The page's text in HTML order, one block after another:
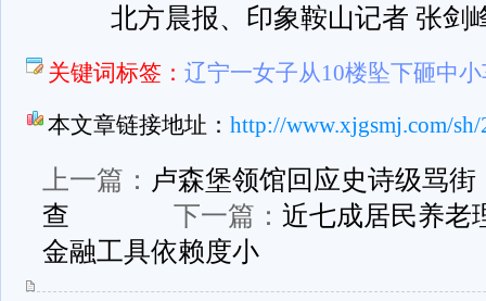
北方晨报、印象鞍山记者 张剑
关键词标签： 辽宁一女子从10楼坠下砸中
本文章链接地址： http://www.xjgsmj.com/
上一篇： 卢森堡领馆回应史诗级骂
查
下一篇： 近七成居民养老
金融工具依赖度小